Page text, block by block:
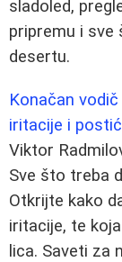
sladoled,
pripremu i sve
desertu.
Konačan
iritacije i
Viktor
Sve što treba
Otkrijte kako
iritacije, te
lica. Saveti za